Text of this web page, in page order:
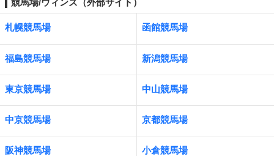
競馬場/ウィンズ（外部サイト）
札幌競馬場 函館競馬場
福島競馬場 新潟競馬場
東京競馬場 中山競馬場
中京競馬場 京都競馬場
阪神競馬場 小倉競馬場